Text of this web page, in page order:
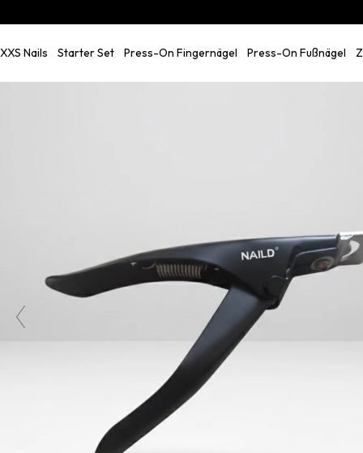
to
content
XXS Nails Starter Set Press-On Fingernägel Press-On Fußnägel